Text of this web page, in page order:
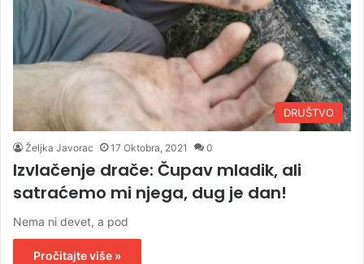
DRUŠTVO
Željka Javorac 17 Oktobra, 2021 0
Izvlačenje drače: Čupav mladik, ali
satraćemo mi njega, dug je dan!
Nema ni devet, a pod
Pročitajte više »